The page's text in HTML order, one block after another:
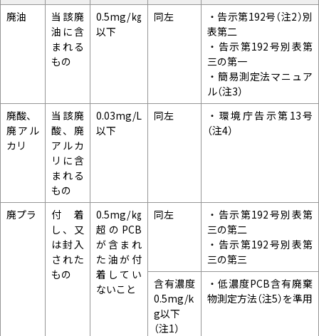
廃油
当該廃
油に含
まれる
もの
0.5mg/㎏
以下
同左
・告示第192号（注2）別
表第二
・告示第192号別表第
三の第一
・簡易測定法マニュア
ル（注3）
廃酸、
廃アル
カリ
当該廃
酸、廃
アルカ
リに含
まれる
もの
0.03mg/L
以下
同左
・環境庁告示第13号
（注4）
廃プラ
付着
し、又
は封入
された
もの
0.5mg/㎏
超のPCB
が含まれ
た油が付
着してい
ないこと
同左
・告示第192号別表第
三の第二
・告示第192号別表第
三の第三
含有濃度
0.5mg/k
g以下
（注1）
・低濃度PCB含有廃棄
物測定方法（注5）を準用